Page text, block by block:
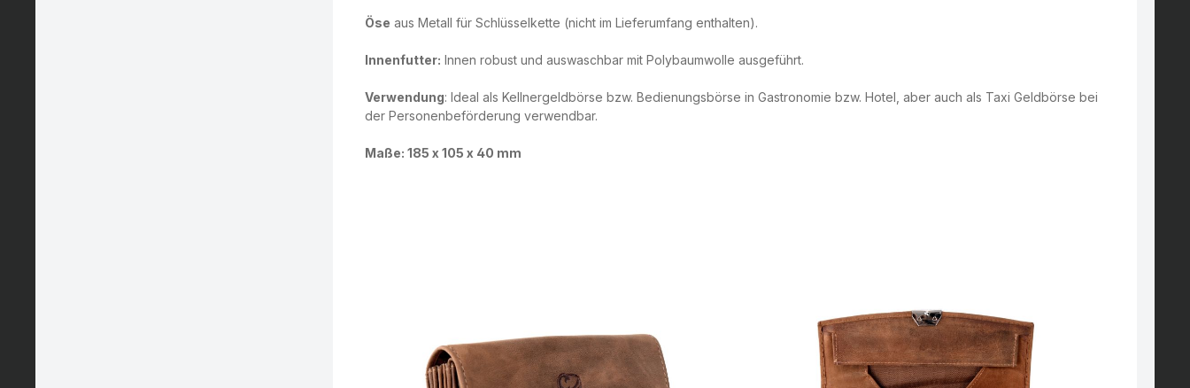
Öse aus Metall für Schlüsselkette (nicht im Lieferumfang enthalten).
Innenfutter: Innen robust und auswaschbar mit Polybaumwolle ausgeführt.
Verwendung: Ideal als Kellnergeldbörse bzw. Bedienungsbörse in Gastronomie bzw. Hotel, aber auch als Taxi Geldbörse bei
der Personenbeförderung verwendbar.
Maße: 185 x 105 x 40 mm